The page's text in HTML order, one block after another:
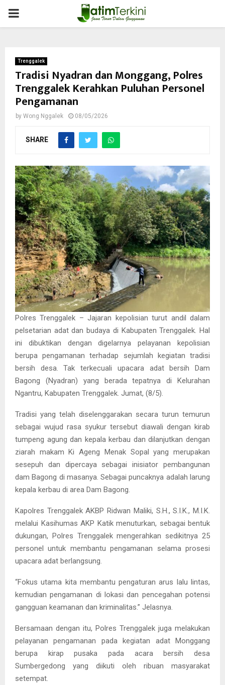
PRIMARY
Trenggalek
Tradisi Nyadran dan Monggang, Polres
Trenggalek Kerahkan Puluhan Personel
Pengamanan
by Wong Nggalek 08/05/2026
SHARE
Polres Trenggalek – Jajaran kepolisian turut andil dalam
pelsetarian adat dan budaya di Kabupaten Trenggalek. Hal
ini dibuktikan dengan digelarnya pelayanan kepolisian
berupa pengamanan terhadap sejumlah kegiatan tradisi
bersih desa. Tak terkecuali upacara adat bersih Dam
Bagong (Nyadran) yang berada tepatnya di Kelurahan
Ngantru, Kabupaten Trenggalek. Jumat, (8/5).
Tradisi yang telah diselenggarakan secara turun temurun
sebagai wujud rasa syukur tersebut diawali dengan kirab
tumpeng agung dan kepala kerbau dan dilanjutkan dengan
ziarah makam Ki Ageng Menak Sopal yang merupakan
sesepuh dan dipercaya sebagai inisiator pembangunan
dam Bagong di masanya. Sebagai puncaknya adalah larung
kepala kerbau di area Dam Bagong.
Kapolres Trenggalek AKBP Ridwan Maliki, S.H., S.I.K., M.I.K.
melalui Kasihumas AKP Katik menuturkan, sebagai bentuk
dukungan, Polres Trenggalek mengerahkan sedikitnya 25
personel untuk membantu pengamanan selama prosesi
upacara adat berlangsung.
“Fokus utama kita membantu pengaturan arus lalu lintas,
kemudian pengamanan di lokasi dan pencegahan potensi
gangguan keamanan dan kriminalitas.” Jelasnya.
Bersamaan dengan itu, Polres Trenggalek juga melakukan
pelayanan pengamanan pada kegiatan adat Monggang
berupa kirap pusaka pada acara bersih desa
Sumbergedong yang diikuti oleh ribuan masyarakat
setempat.